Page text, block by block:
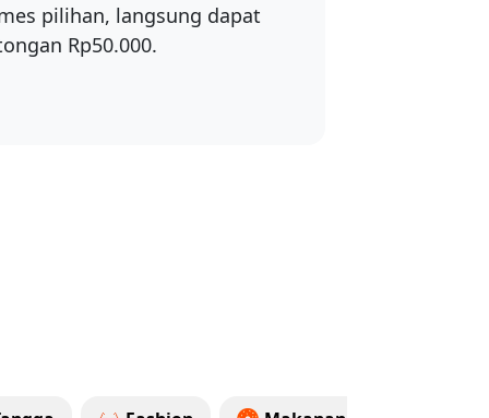
pilihan, langsung dapat
Rp50.000.